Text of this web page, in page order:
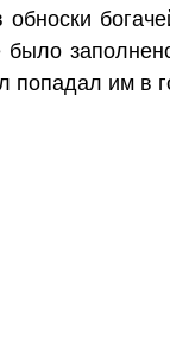
попадал им в